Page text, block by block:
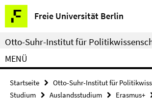
Springe
direkt
zu
Inhalt
Freie Universität Berlin
Service-
Navigation
Otto-Suhr-Institut für
MENÜ
Startseite
Otto-Suhr-Institut für
Studium
Auslandsstudium
Erasmus+